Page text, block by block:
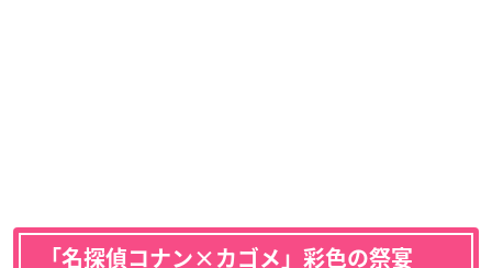
「名探偵コナン×カゴメ」彩色の祭宴